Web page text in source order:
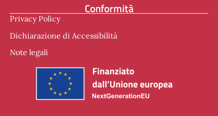
Conformità
Privacy Policy
Dichiarazione di Accessibilità
Note legali